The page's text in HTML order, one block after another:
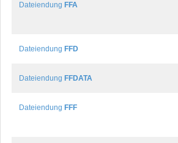
Dateiendung FFA
Dateiendung FFD
Dateiendung FFDATA
Dateiendung FFF